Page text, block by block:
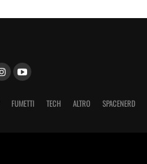
FUMETTI TECH ALTRO SPACENERD